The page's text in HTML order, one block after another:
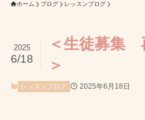
ホーム ブログ レッスンブログ
＜生徒募集
＞
2025
6/18
レッスンブログ 2025年6月18日